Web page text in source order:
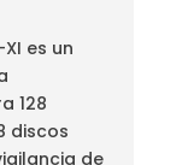
XI es un
128
discos
de